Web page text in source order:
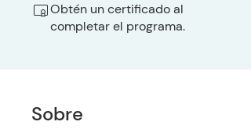
Obtén un certificado al
completar el programa.
Sobre